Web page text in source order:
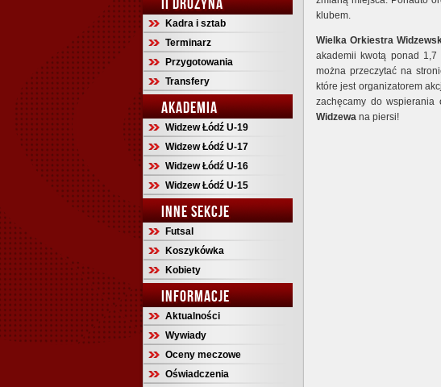
Kadra i sztab
Terminarz
Przygotowania
Transfery
AKADEMIA
Widzew Łódź U-19
Widzew Łódź U-17
Widzew Łódź U-16
Widzew Łódź U-15
INNE SEKCJE
Futsal
Koszykówka
Kobiety
INFORMACJE
Aktualności
Wywiady
Oceny meczowe
Oświadczenia
klubem.
Wielka Orkiestra
akademii kwotą ponad 1,7
można przeczytać na
które jest organizatorem
zachęcamy do wspierania
Widzewa na piersi!